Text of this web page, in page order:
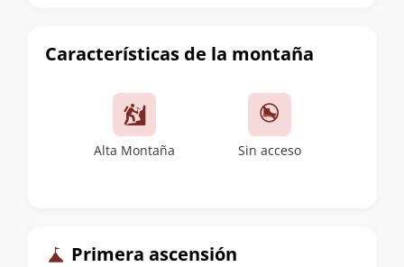
Características de la montaña
Alta Montaña Sin acceso
Primera ascensión